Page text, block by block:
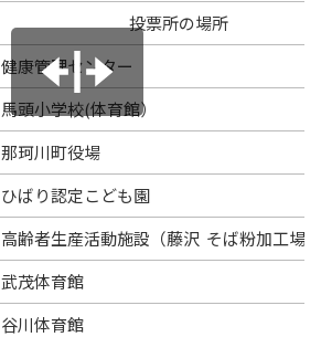
投票所の場所
健康管理センター
馬頭小学校(体育館）
那珂川町役場
ひばり認定こども園
高齢者生産活動施設（藤沢 そば粉加工場
武茂体育館
谷川体育館